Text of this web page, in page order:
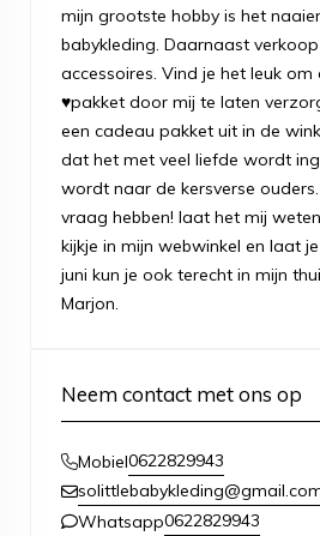
mijn grootste hobby is het
babykleding. Daarnaast
accessoires. Vind je het leuk
♥pakket door mij te laten
een cadeau pakket uit in de
dat het met veel liefde wordt
wordt naar de kersverse
vraag hebben! laat het mij
kijkje in mijn webwinkel en laat
juni kun je ook terecht in mijn
Marjon.
Neem contact met ons op
Mobiel0622829943
Whatsapp0622829943